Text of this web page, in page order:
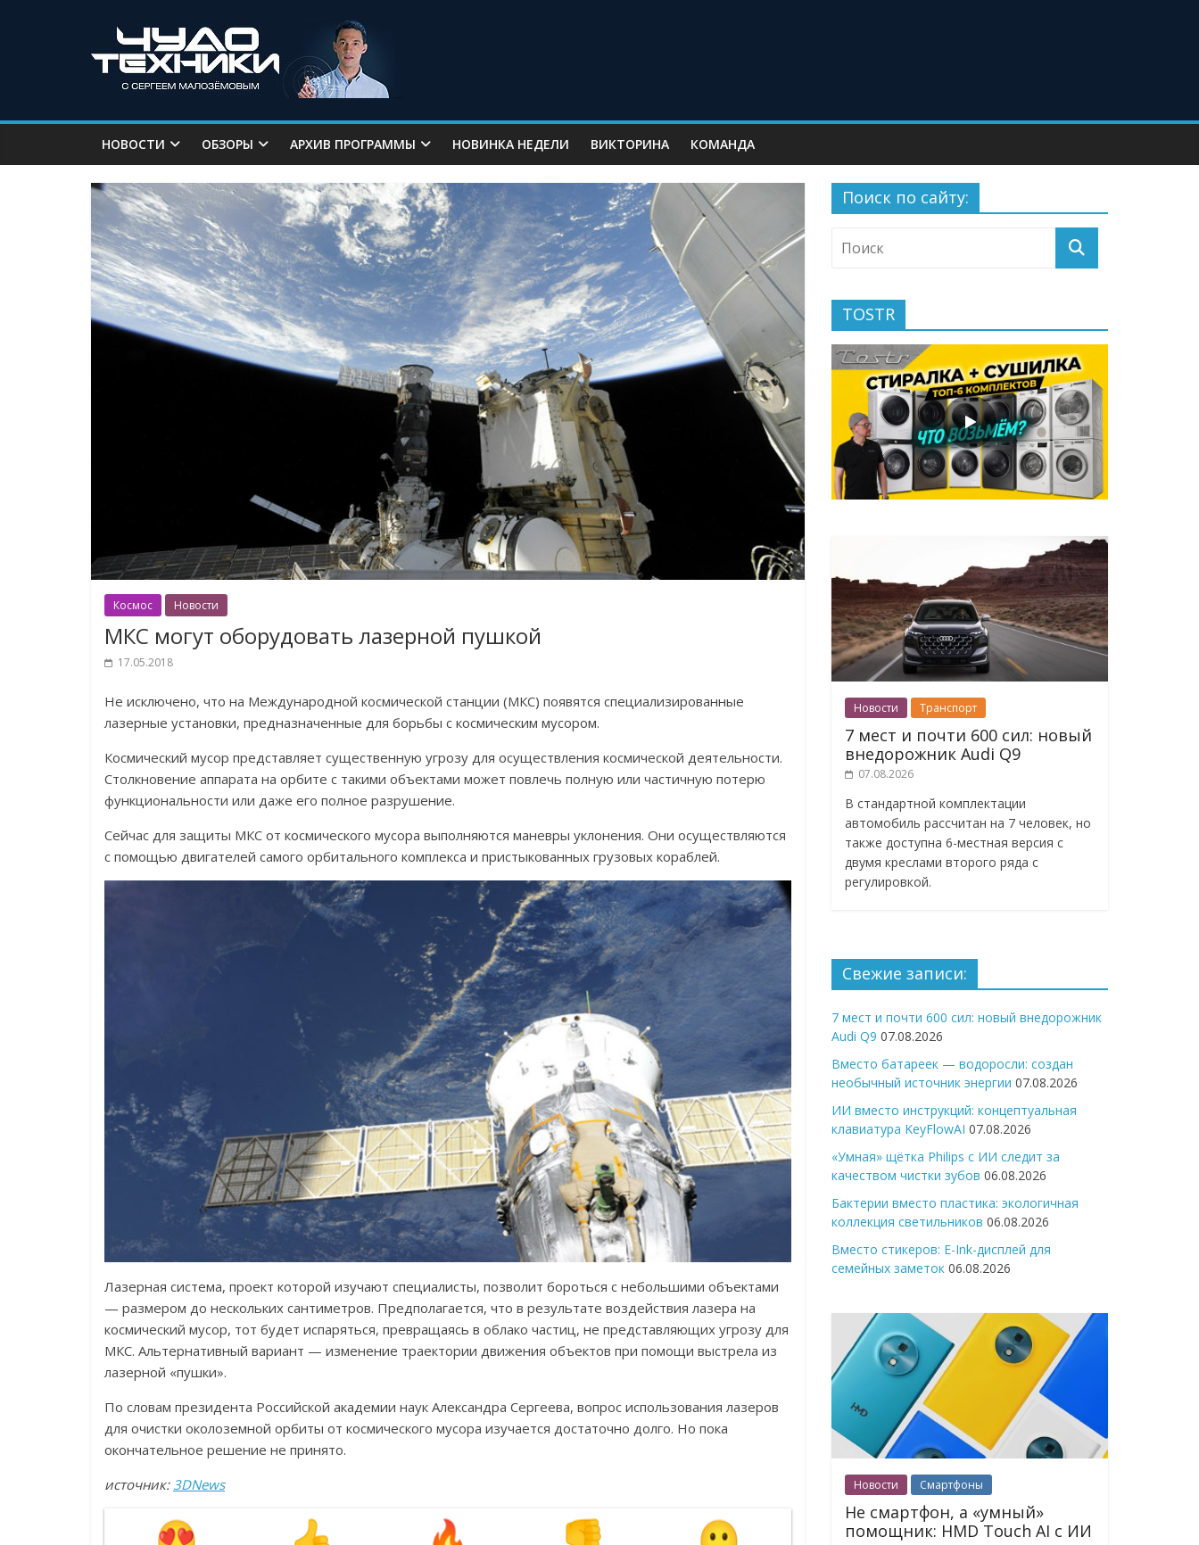
НОВОСТИ ОБЗОРЫ АРХИВ ПРОГРАММЫ НОВИНКА НЕДЕЛИ ВИКТОРИНА КОМАНДА
Космос Новости
МКС могут оборудовать лазерной пушкой
17.05.2018
Не исключено, что на Международной космической станции (МКС) появятся специализированные
лазерные установки, предназначенные для борьбы с космическим мусором.
Космический мусор представляет существенную угрозу для осуществления космической деятельности.
Столкновение аппарата на орбите с такими объектами может повлечь полную или частичную потерю
функциональности или даже его полное разрушение.
Сейчас для защиты МКС от космического мусора выполняются маневры уклонения. Они осуществляются
с помощью двигателей самого орбитального комплекса и пристыкованных грузовых кораблей.
Лазерная система, проект которой изучают специалисты, позволит бороться с небольшими объектами
— размером до нескольких сантиметров. Предполагается, что в результате воздействия лазера на
космический мусор, тот будет испаряться, превращаясь в облако частиц, не представляющих угрозу для
МКС. Альтернативный вариант — изменение траектории движения объектов при помощи выстрела из
лазерной «пушки».
По словам президента Российской академии наук Александра Сергеева, вопрос использования лазеров
для очистки околоземной орбиты от космического мусора изучается достаточно долго. Но пока
окончательное решение не принято.
источник: 3DNews
Поиск по сайту:
TOSTR
Новости Транспорт
7 мест и почти 600 сил: новый
внедорожник Audi Q9
07.08.2026
В стандартной комплектации
автомобиль рассчитан на 7 человек, но
также доступна 6-местная версия с
двумя креслами второго ряда с
регулировкой.
Свежие записи:
7 мест и почти 600 сил: новый внедорожник
Audi Q9 07.08.2026
Вместо батареек — водоросли: создан
необычный источник энергии 07.08.2026
ИИ вместо инструкций: концептуальная
клавиатура KeyFlowAI 07.08.2026
«Умная» щётка Philips с ИИ следит за
качеством чистки зубов 06.08.2026
Бактерии вместо пластика: экологичная
коллекция светильников 06.08.2026
Вместо стикеров: E-Ink-дисплей для
семейных заметок 06.08.2026
Новости Смартфоны
Не смартфон, а «умный»
помощник: HMD Touch AI с ИИ